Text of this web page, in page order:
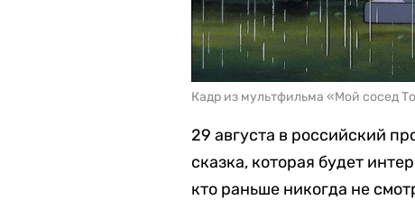
Кадр из мультфильма «Мой сосед
29 августа в российский
сказка, которая будет
кто раньше никогда не